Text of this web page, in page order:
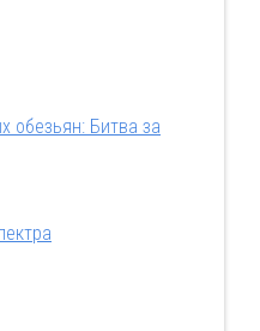
обезьян: Битва за